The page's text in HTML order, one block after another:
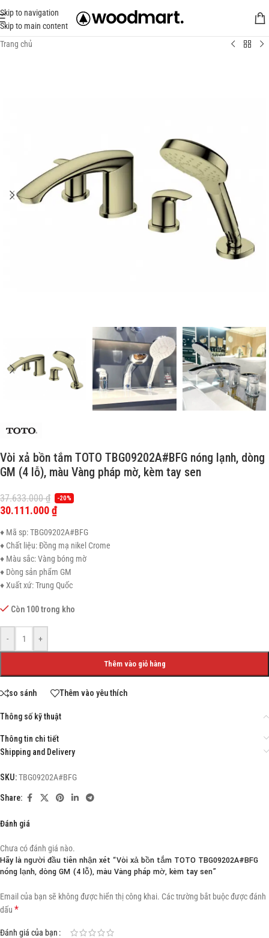
Skip to navigation
Skip to main content
Trang chủ
Vòi xả bồn tắm TOTO TBG09202A#BFG nóng lạnh, dòng
GM (4 lỗ), màu Vàng pháp mờ, kèm tay sen
37.633.000₫ -20%
30.111.000₫
♦ Mã sp: TBG09202A#BFG
♦ Chất liệu: Đồng mạ nikel Crome
♦ Màu sắc: Vàng bóng mờ
♦ Dòng sản phẩm GM
♦ Xuất xứ: Trung Quốc
Còn 100 trong kho
- +
Thêm vào giỏ hàng
so sánh Thêm vào yêu thích
Thông số kỹ thuật
Thông tin chi tiết
Shipping and Delivery
SKU:TBG09202A#BFG
Share:
Đánh giá
Chưa có đánh giá nào.
Hãy là người đầu tiên nhận xét “Vòi xả bồn tắm TOTO TBG09202A#BFG
nóng lạnh, dòng GM (4 lỗ), màu Vàng pháp mờ, kèm tay sen”
Email của bạn sẽ không được hiển thị công khai. Các trường bắt buộc được đánh
dấu *
Đánh giá của bạn